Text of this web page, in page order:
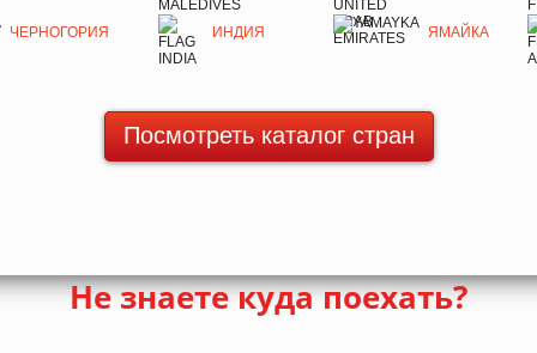
ЧЕРНОГОРИЯ ИНДИЯ ЯМАЙКА
Посмотреть каталог стран
Не знаете куда поехать?